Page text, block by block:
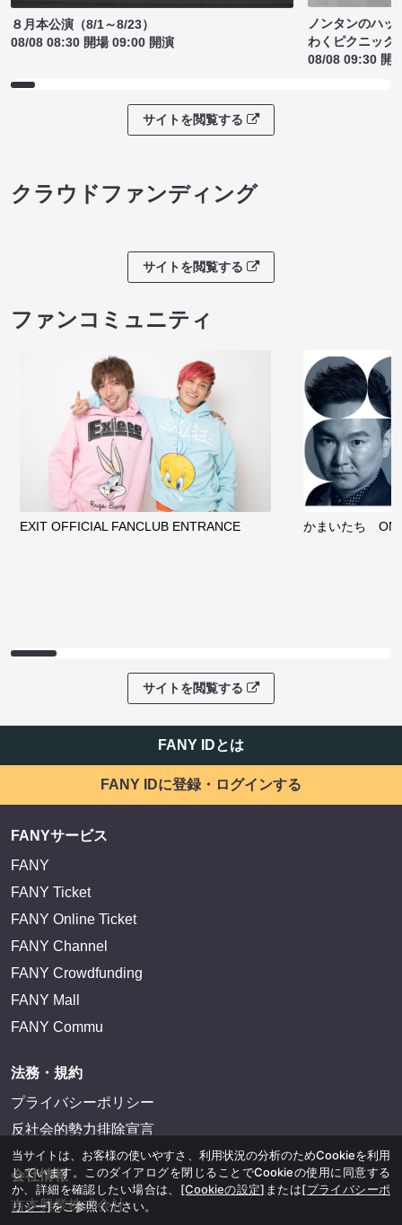
８月本公演（8/1～8/23）
08/08 08:30 開場 09:00 開演
ノンタンのハッ
わくピクニック
08/08 09:30 開
サイトを閲覧する
クラウドファンディング
サイトを閲覧する
ファンコミュニティ
EXIT OFFICIAL FANCLUB ENTRANCE かまいたち
サイトを閲覧する
FANY IDとは
FANY IDに登録・ログインする
FANYサービス
FANY
FANY Ticket
FANY Online Ticket
FANY Channel
FANY Crowdfunding
FANY Mall
FANY Commu
法務・規約
プライバシーポリシー
反社会的勢力排除宣言
会社情報
吉本興業株式会社
当サイトは、お客様の使いやすさ、利用状況の分析のためCookieを利用
しています。このダイアログを閉じることでCookieの使用に同意する
か、詳細を確認したい場合は、 [Cookieの設定] または[プライバシーポ
リシー]をご参照ください。